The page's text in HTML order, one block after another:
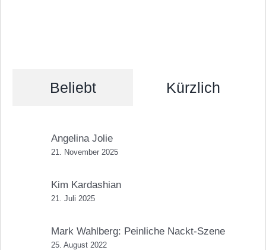
Beliebt Kürzlich
Angelina Jolie
21. November 2025
Kim Kardashian
21. Juli 2025
Mark Wahlberg: Peinliche Nackt-Szene
25. August 2022